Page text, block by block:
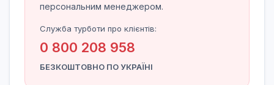
персональним менеджером.
Служба турботи про клієнтів:
0 800 208 958
БЕЗКОШТОВНО ПО УКРАЇНІ